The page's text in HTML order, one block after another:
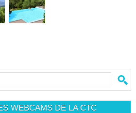
WEBCAMS DE LA CTC